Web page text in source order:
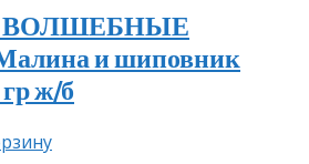
ВОЛШЕБНЫЕ
и шиповник
ж/б